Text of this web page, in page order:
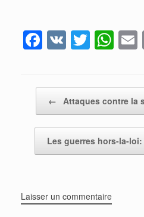
F
a
e
b
o
o
V
K
T
wi
er
W
h
s
A
p
p
Post navigation
← Attaques contre la
Les guerres hors-la-
Laisser un commentaire